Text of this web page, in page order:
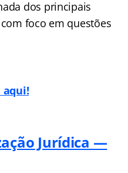
dos principais
foco em questões
aqui!
Jurídica —